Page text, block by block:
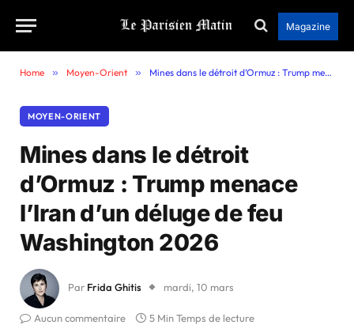
Magazine
Home » Moyen-Orient » Mines dans le détroit d’Ormuz : Trump menace l’Iran d’un déluge de feu Washington 2026
MOYEN-ORIENT
Mines dans le détroit
d’Ormuz : Trump menace
l’Iran d’un déluge de feu
Washington 2026
Par Frida Ghitis mardi, 10 mars
Aucun commentaire 5 Min Temps de lecture